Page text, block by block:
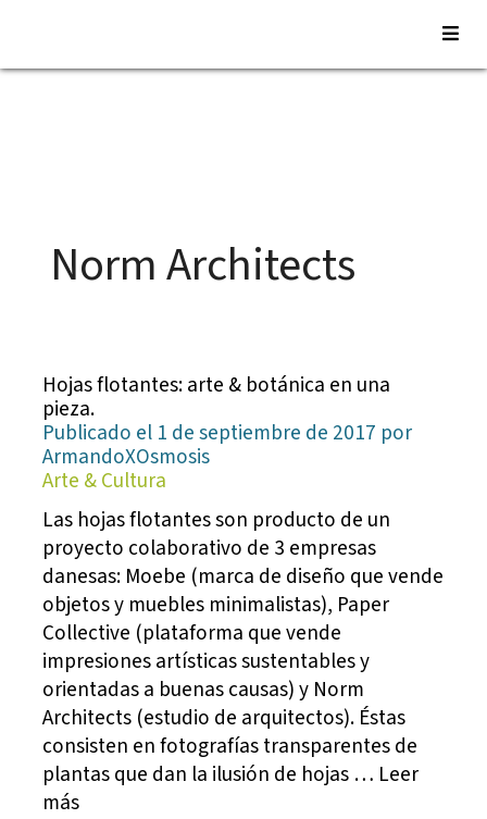
Saltar
Norm Architects
Hojas flotantes: arte & botánica en una
pieza.
Publicado el 1 de septiembre de 2017 por
ArmandoXOsmosis
Arte & Cultura
Las hojas flotantes son producto de un
proyecto colaborativo de 3 empresas
danesas: Moebe (marca de diseño que vende
objetos y muebles minimalistas), Paper
Collective (plataforma que vende
impresiones artísticas sustentables y
orientadas a buenas causas) y Norm
Architects (estudio de arquitectos). Éstas
consisten en fotografías transparentes de
plantas que dan la ilusión de hojas … Leer
más